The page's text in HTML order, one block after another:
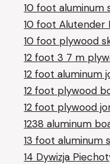
10 foot aluminum
10 foot Alutender
10 foot plywood
12 foot 3 7 m
12 foot aluminum
12 foot plywood
12 foot plywood
1238 aluminum
13 foot aluminum
14 Dywizja